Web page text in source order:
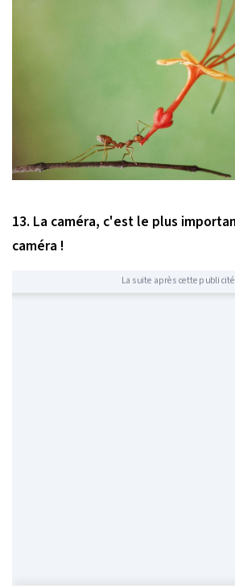
13. La caméra, c'est le plus
caméra !
La suite après cette publicité